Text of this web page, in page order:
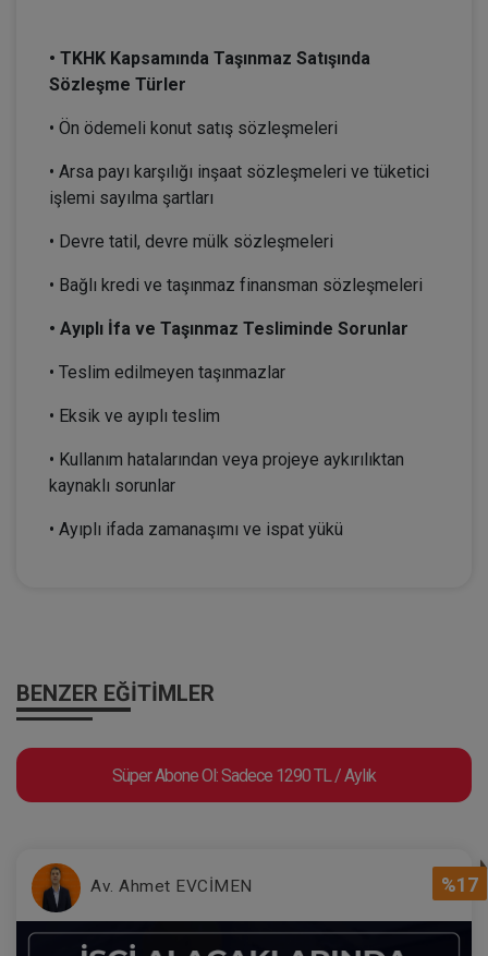
• TKHK Kapsamında Taşınmaz Satışında
Sözleşme Türler
• Ön ödemeli konut satış sözleşmeleri
• Arsa payı karşılığı inşaat sözleşmeleri ve tüketici
işlemi sayılma şartları
• Devre tatil, devre mülk sözleşmeleri
• Bağlı kredi ve taşınmaz finansman sözleşmeleri
• Ayıplı İfa ve Taşınmaz Tesliminde Sorunlar
• Teslim edilmeyen taşınmazlar
• Eksik ve ayıplı teslim
• Kullanım hatalarından veya projeye aykırılıktan
kaynaklı sorunlar
• Ayıplı ifada zamanaşımı ve ispat yükü
BENZER EĞITIMLER
Süper Abone Ol: Sadece 1290 TL / Aylık
%17
Av. Ahmet EVCİMEN